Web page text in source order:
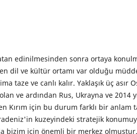
edinilmesinden sonra ortaya
dil ve kültür ortamı var olduğu
taze ve canlı kalır. Yaklaşık üç asır
ve ardından Rus, Ukrayna ve 2014
Kırım için bu durum farklı bir anlam
kuzeyindeki stratejik
bizim için önemli bir merkez